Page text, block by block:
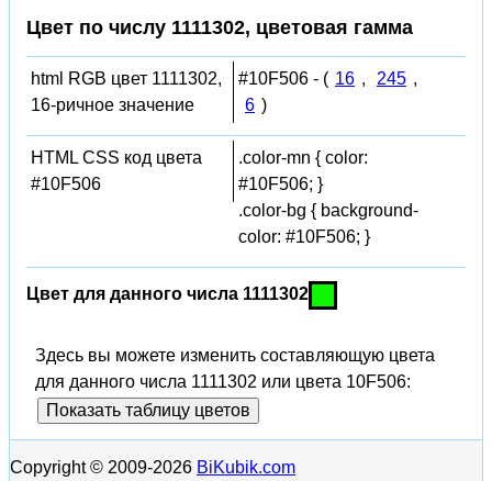
Цвет по числу 1111302, цветовая гамма
html RGB цвет 1111302,
16-ричное значение
#10F506 - ( 16 , 245 ,
6 )
HTML CSS код цвета
#10F506
.color-mn { color:
#10F506; }
.color-bg { background-
color: #10F506; }
Цвет для данного числа 1111302
Здесь вы можете изменить составляющую цвета
для данного числа 1111302 или цвета 10F506:
Показать таблицу цветов
Copyright © 2009-2026 BiKubik.com